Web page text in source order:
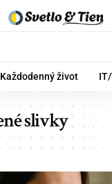
Každodenný život
slivky